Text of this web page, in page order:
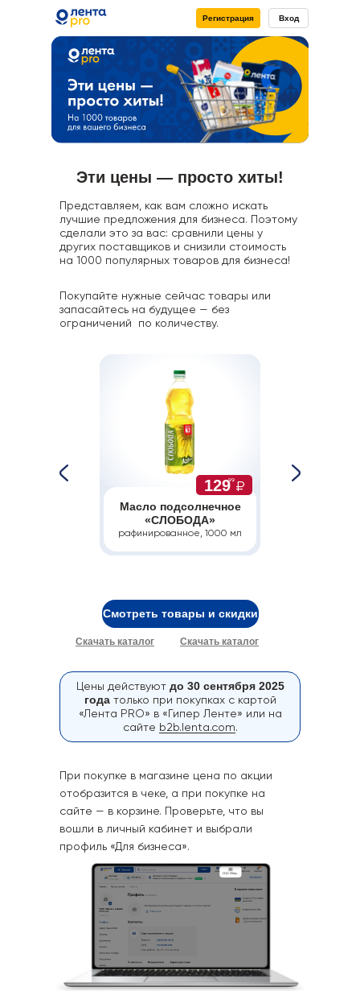
Регистрация Вход
Эти цены — просто хиты!
Представляем, как вам сложно искать
лучшие предложения для бизнеса. Поэтому
сделали это за вас: сравнили цены у
других поставщиков и снизили стоимость
на 1000 популярных товаров для бизнеса!
Покупайте нужные сейчас товары или
запасайтесь на будущее — без
ограничений по количеству.
99 ₽
Масло подсолнечное
«СЛОБОДА»
рафинированное, 1000 мл
12999 ₽
Скачать каталог
Скачать каталог
Смотреть товары и скидки
Цены действуют до 30 сентября 2025
годатолько при покупках с картой
«Лента PRO» в «Гипер Ленте» или на
сайте b2b.lenta.com.
При покупке в магазине цена по акции
отобразится в чеке, а при покупке на
сайте — в корзине. Проверьте, что вы
вошли в личный кабинет и выбрали
профиль «Для бизнеса».
Служба поддержки для
на все Ваши вопросы